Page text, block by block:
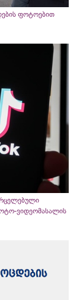
ფოტოებით
ვიდეომასალის